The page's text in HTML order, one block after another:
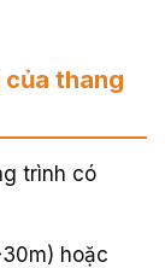
thang
trình có
hoặc